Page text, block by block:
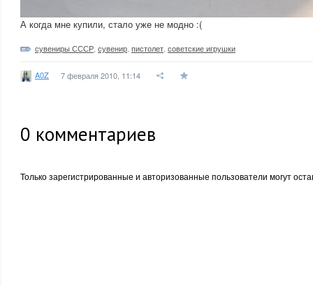
А когда мне купили, стало уже не модно :(
сувениры СССР сувенир пистолет советские игрушки
A0Z 7 февраля 2010, 11:14
0 комментариев
Только зарегистрированные и авторизованные пользователи могут